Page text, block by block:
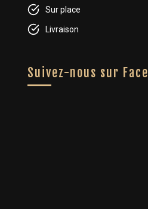
Sur place
Livraison
Suivez-nous sur